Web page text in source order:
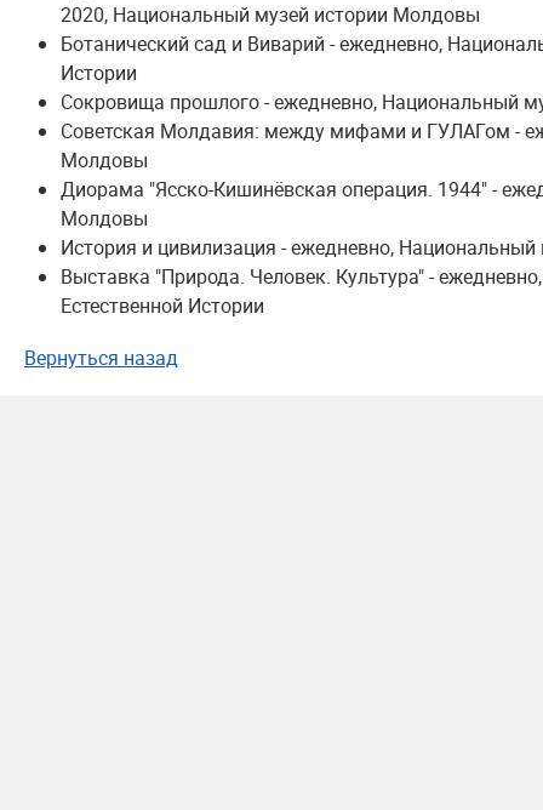
2020, Национальный музей истории Молдовы
Ботанический сад и Виварий - ежедневно,
Истории
Сокровища прошлого - ежедневно, Национальный
Советская Молдавия: между мифами и ГУЛАГом -
Молдовы
Диорама "Ясско-Кишинёвская операция. 1944" -
Молдовы
История и цивилизация - ежедневно,
Выставка "Природа. Человек. Культура" -
Естественной Истории
Вернуться назад